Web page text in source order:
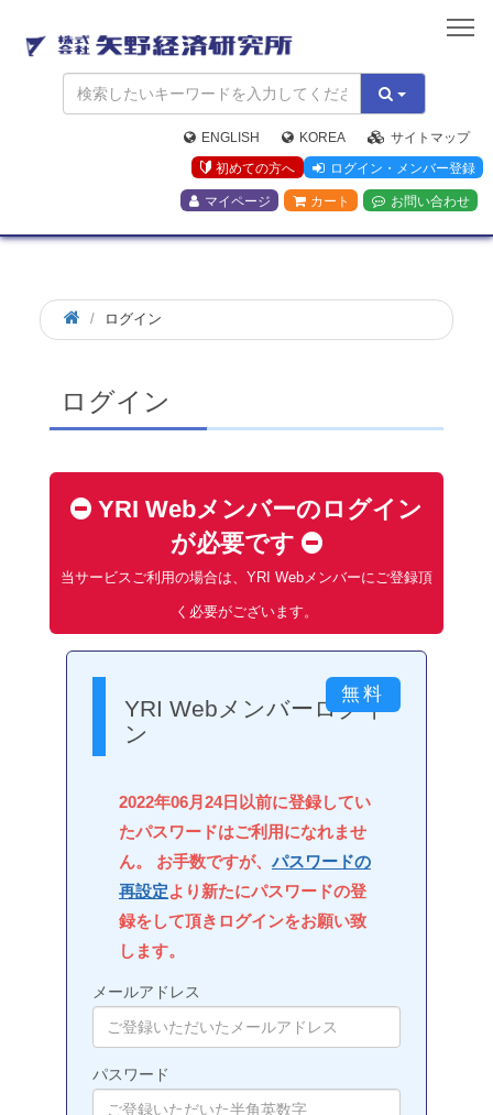
矢
野
経
済
研
究
所
ENGLISH KOREA
サイトマップ
初めての方へ
ログイン・メンバー登録
マイページ カート お問い合わせ
ログイン
ログイン
YRI Webメンバーのログイン
が必要です
当サービスご利用の場合は、YRI Webメンバーにご登録頂
く必要がございます。
YRI Webメンバーログイ
ン
2022年06月24日以前に登録してい
たパスワードはご利用になれませ
ん。 お手数ですが、 パスワードの
再設定より新たにパスワードの登
録をして頂きログインをお願い致
します。
メールアドレス
パスワード